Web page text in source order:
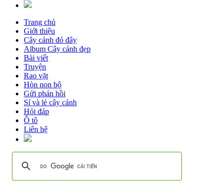
Trang chủ
Giới thiệu
Cây cảnh đó đây
Album Cây cảnh đẹp
Bài viết
Truyện
Rao vặt
Hòn non bộ
Gửi phản hồi
Sỉ và lẻ cây cảnh
Hỏi đáp
Ô tô
Liên hệ